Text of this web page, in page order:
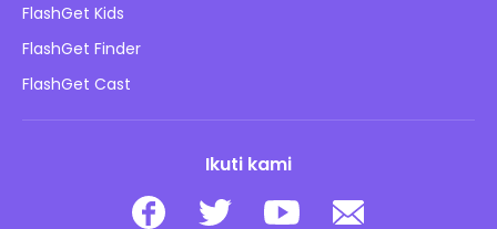
Kebijakan Periklanan
Jangan Jual Info Saya
Keamanan Daring Anak
Unduh
FlashGet Kids
FlashGet Finder
FlashGet Cast
Ikuti kami